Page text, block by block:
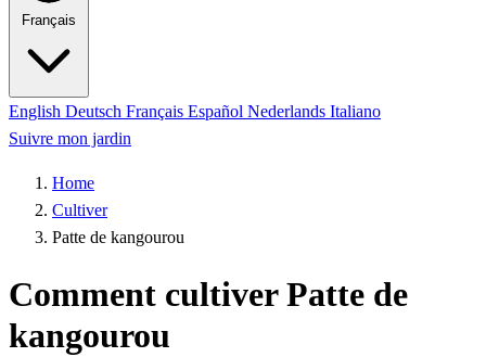
Français
English Deutsch Français Español Nederlands Italiano
Suivre mon jardin
Home
Cultiver
Patte de kangourou
Comment cultiver Patte de
kangourou